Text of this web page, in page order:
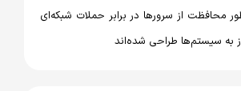
سرورها در برابر حملات شبکه‌ای
طراحی شده‌اند